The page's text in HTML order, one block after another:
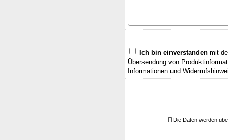
Ich bin einverstanden mit
Übersendung von
Informationen und
Die Daten werden